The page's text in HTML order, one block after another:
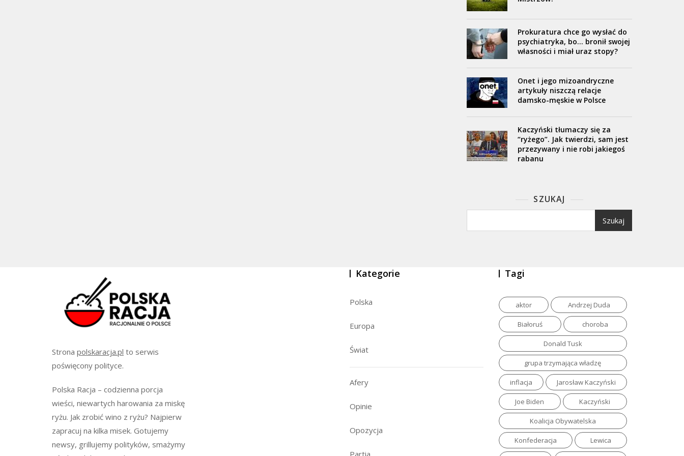
Prokuratura chce go wysłać do
psychiatryka, bo… bronił swojej
własności i miał uraz stopy?
Onet i jego mizoandryczne
artykuły niszczą relacje
damsko-męskie w Polsce
Kaczyński tłumaczy się za
“ryżego”. Jak twierdzi, sam jest
przezywany i nie robi jakiegoś
rabanu
SZUKAJ
Szukaj
Strona polskaracja.pl to serwis
poświęcony polityce.
Polska Racja – codzienna porcja
wieści, niewartych harowania za miskę
ryżu. Jak zrobić wino z ryżu? Najpierw
zapracuj na kilka misek. Gotujemy
newsy, grillujemy polityków, smażymy
Kategorie
Polska
Europa
Świat
Afery
Opinie
Opozycja
Tagi
aktor Andrzej Duda
Białoruś choroba
Donald Tusk
grupa trzymająca władzę
inflacja Jarosław Kaczyński
Joe Biden Kaczyński
Koalicja Obywatelska
Konfederacja Lewica